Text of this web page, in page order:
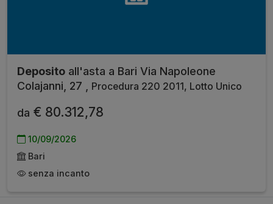
Deposito all'asta a Bari Via Napoleone
Colajanni, 27 ,
Procedura 220 2011, Lotto Unico
da € 80.312,78
10/09/2026
Bari
senza incanto